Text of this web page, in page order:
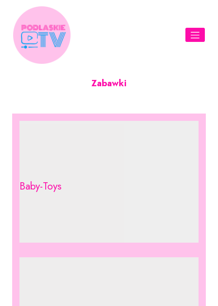
content
Zabawki
Baby-Toys